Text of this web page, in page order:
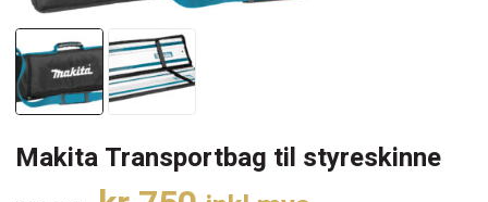
Makita Transportbag til styreskinne